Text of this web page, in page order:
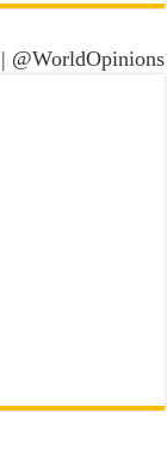
@WorldOpinions